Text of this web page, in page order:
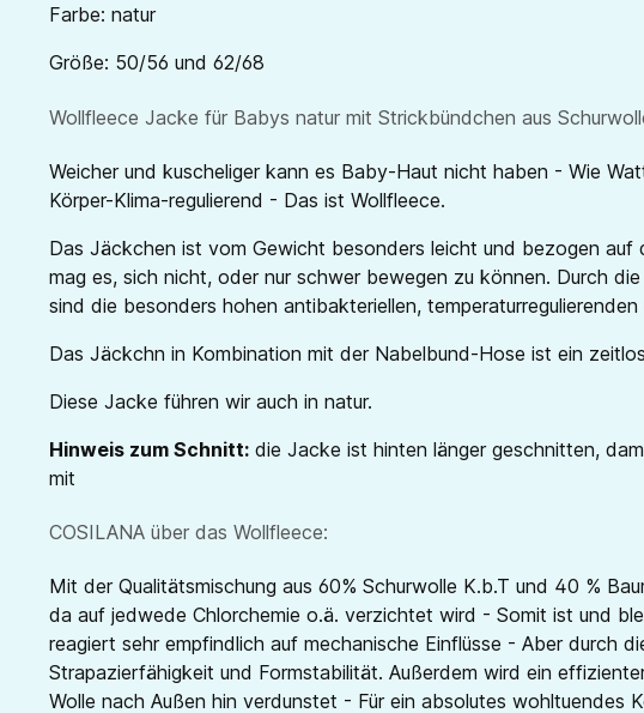
Farbe: natur
Größe: 50/56 und 62/68
Wollfleece Jacke für Babys natur mit Strickbündchen aus
Weicher und kuscheliger kann es Baby-Haut nicht haben - Wie
Körper-Klima-regulierend - Das ist Wollfleece.
Das Jäckchen ist vom Gewicht besonders leicht und bezogen
mag es, sich nicht, oder nur schwer bewegen zu können. Durch
sind die besonders hohen antibakteriellen,
Das Jäckchn in Kombination mit der Nabelbund-Hose ist ein
Diese Jacke führen wir auch in natur.
Hinweis zum Schnitt: die Jacke ist hinten länger geschnitten,
mit
COSILANA über das Wollfleece:
Mit der Qualitätsmischung aus 60% Schurwolle K.b.T und 40 %
da auf jedwede Chlorchemie o.ä. verzichtet wird - Somit ist und
reagiert sehr empfindlich auf mechanische Einflüsse - Aber durch
Strapazierfähigkeit und Formstabilität. Außerdem wird ein
Wolle nach Außen hin verdunstet - Für ein absolutes wohltuendes